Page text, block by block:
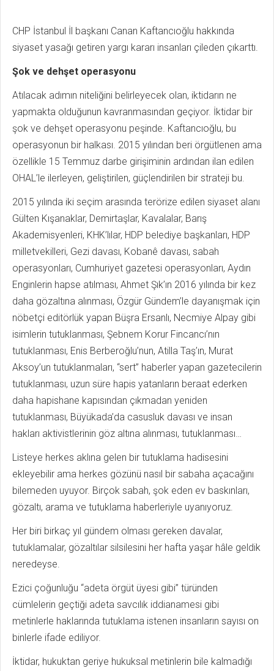
CHP İstanbul İl başkanı Canan Kaftancıoğlu hakkında
siyaset yasağı getiren yargı kararı insanları çileden çıkarttı.
Şok ve dehşet operasyonu
Atılacak adımın niteliğini belirleyecek olan, iktidarın ne
yapmakta olduğunun kavranmasından geçiyor. İktidar bir
şok ve dehşet operasyonu peşinde. Kaftancıoğlu, bu
operasyonun bir halkası. 2015 yılından beri örgütlenen ama
özellikle 15 Temmuz darbe girişiminin ardından ilan edilen
OHAL’le ilerleyen, geliştirilen, güçlendirilen bir strateji bu.
2015 yılında iki seçim arasında terörize edilen siyaset alanı
Gülten Kışanaklar, Demirtaşlar, Kavalalar, Barış
Akademisyenleri, KHK’lılar, HDP belediye başkanları, HDP
milletvekilleri, Gezi davası, Kobanê davası, sabah
operasyonları, Cumhuriyet gazetesi operasyonları, Aydın
Enginlerin hapse atılması, Ahmet Şık’ın 2016 yılında bir kez
daha gözaltına alınması, Özgür Gündem’le dayanışmak için
nöbetçi editörlük yapan Büşra Ersanlı, Necmiye Alpay gibi
isimlerin tutuklanması, Şebnem Korur Fincancı’nın
tutuklanması, Enis Berberoğlu’nun, Atilla Taş’ın, Murat
Aksoy’un tutuklanmaları, “sert” haberler yapan gazetecilerin
tutuklanması, uzun süre hapis yatanların beraat ederken
daha hapishane kapısından çıkmadan yeniden
tutuklanması, Büyükada’da casusluk davası ve insan
hakları aktivistlerinin göz altına alınması, tutuklanması…
Listeye herkes aklına gelen bir tutuklama hadisesini
ekleyebilir ama herkes gözünü nasıl bir sabaha açacağını
bilemeden uyuyor. Birçok sabah, şok eden ev baskınları,
gözaltı, arama ve tutuklama haberleriyle uyanıyoruz.
Her biri birkaç yıl gündem olması gereken davalar,
tutuklamalar, gözaltılar silsilesini her hafta yaşar hâle geldik
neredeyse.
Ezici çoğunluğu “adeta örgüt üyesi gibi” türünden
cümlelerin geçtiği adeta savcılık iddianamesi gibi
metinlerle haklarında tutuklama istenen insanların sayısı on
binlerle ifade ediliyor.
İktidar, hukuktan geriye hukuksal metinlerin bile kalmadığı